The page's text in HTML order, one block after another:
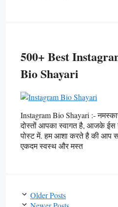
500+ Best
Bio Shayari
Instagram Bio Shayari :-
दोस्तों आपका स्वागत है, आजके ईस
पोस्ट में. हम आशा करते है की आप
एकदम स्वस्थ और मस्त
Older Posts